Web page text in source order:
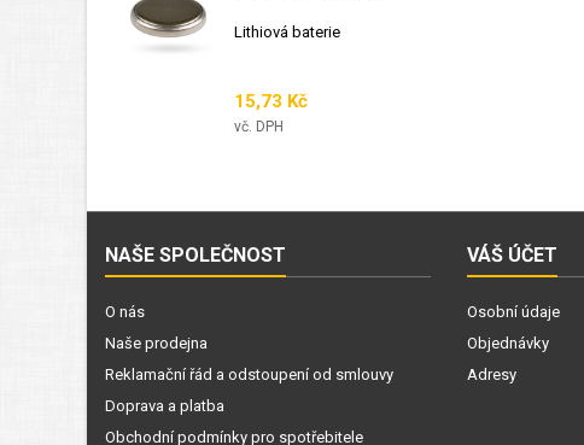
Lithiová baterie
Cena
15,73 Kč
vč. DPH
NAŠE SPOLEČNOST
O nás
Naše prodejna
Reklamační řád a odstoupení od smlouvy
Doprava a platba
Obchodní podmínky pro spotřebitele
VÁŠ ÚČET
Osobní údaje
Objednávky
Adresy